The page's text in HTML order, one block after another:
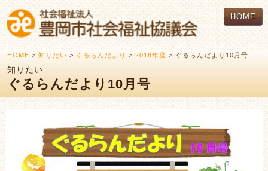
HOME
HOME > 知りたい > ぐるらんだより > 2018年度 > ぐるらんだより10月号
知りたい
ぐるらんだより10月号